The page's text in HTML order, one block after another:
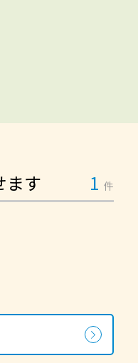
ます 1 件